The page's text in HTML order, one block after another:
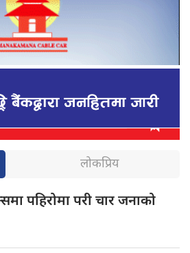
लोकप्रिय
पहिरोमा परी चार जनाको